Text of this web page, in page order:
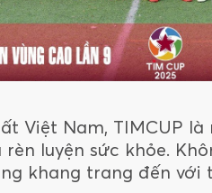
Việt Nam, TIMCUP
luyện sức khỏe.
khang trang đến với